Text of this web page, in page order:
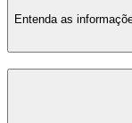
Entenda as